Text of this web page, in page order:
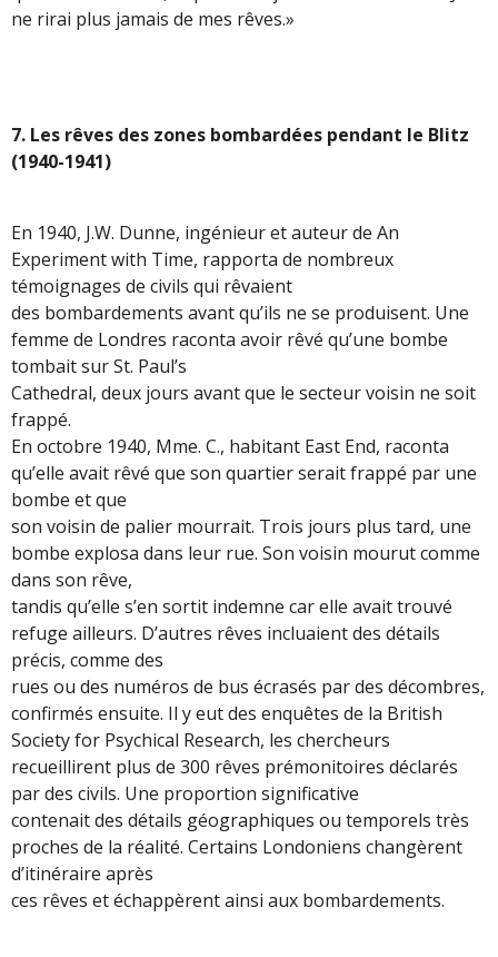
ne rirai plus jamais de mes rêves.»
7. Les rêves des zones bombardées pendant le Blitz
(1940-1941)
En 1940, J.W. Dunne, ingénieur et auteur de An
Experiment with Time, rapporta de nombreux
témoignages de civils qui rêvaient
des bombardements avant qu’ils ne se produisent. Une
femme de Londres raconta avoir rêvé qu’une bombe
tombait sur St. Paul’s
Cathedral, deux jours avant que le secteur voisin ne soit
frappé.
En octobre 1940, Mme. C., habitant East End, raconta
qu’elle avait rêvé que son quartier serait frappé par une
bombe et que
son voisin de palier mourrait. Trois jours plus tard, une
bombe explosa dans leur rue. Son voisin mourut comme
dans son rêve,
tandis qu’elle s’en sortit indemne car elle avait trouvé
refuge ailleurs. D’autres rêves incluaient des détails
précis, comme des
rues ou des numéros de bus écrasés par des décombres,
confirmés ensuite. Il y eut des enquêtes de la British
Society for Psychical Research, les chercheurs
recueillirent plus de 300 rêves prémonitoires déclarés
par des civils. Une proportion significative
contenait des détails géographiques ou temporels très
proches de la réalité. Certains Londoniens changèrent
d’itinéraire après
ces rêves et échappèrent ainsi aux bombardements.